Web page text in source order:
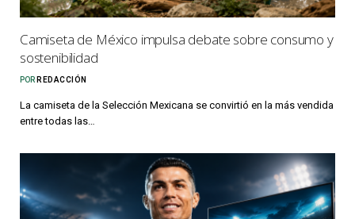
Camiseta de México impulsa debate sobre consumo y
sostenibilidad
POR REDACCIÓN
La camiseta de la Selección Mexicana se convirtió en la más vendida
entre todas las…